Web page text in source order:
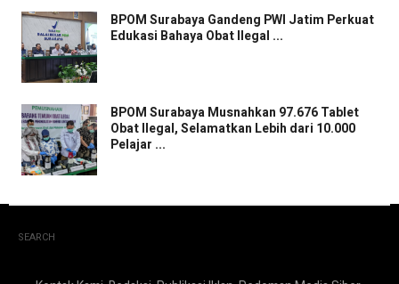
BPOM Surabaya Gandeng PWI Jatim Perkuat
Edukasi Bahaya Obat Ilegal ...
BPOM Surabaya Musnahkan 97.676 Tablet
Obat Ilegal, Selamatkan Lebih dari 10.000
Pelajar ...
SEARCH